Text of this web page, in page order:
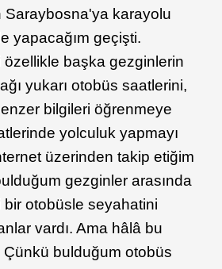
Saraybosna'ya karayolu
yapacağım geçişti.
başka gezginlerin
yukarı otobüs saatlerini,
bilgileri öğrenmeye
yolculuk yapmayı
üzerinden takip etiğim
gezginler arasında
bir otobüsle seyahatini
vardı. Ama hâlâ bu
Çünkü bulduğum otobüs